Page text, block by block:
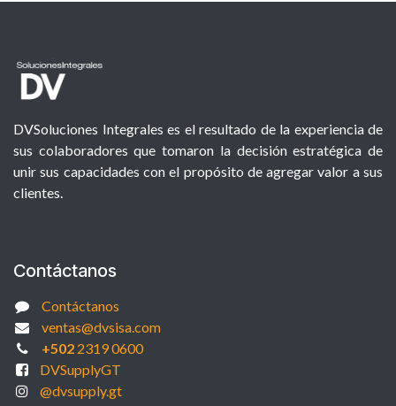
DVSoluciones Integrales es el resultado de la experiencia de
sus colaboradores que tomaron la decisión estratégica de
unir sus capacidades con el propósito de agregar valor a sus
clientes.
Contáctanos
Contáctanos
ventas@dvsisa.com
+5022319 0600
DVSupplyGT
@dvsupply.gt